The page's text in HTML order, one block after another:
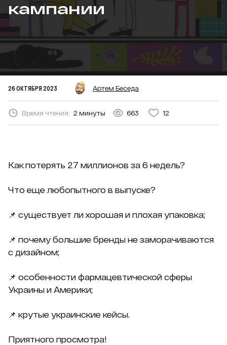
кампании
26 ОКТЯБРЯ 2023 Артем Беседа
Время чтения: 2 минуты 663 12
Как потерять 27 миллионов за 6 недель?
Что еще любопытного в выпуске?
📌 существует ли хорошая и плохая упаковка;
📌 почему большие бренды не заморачиваются
с дизайном;
📌 особенности фармацевтической сферы
Украины и Америки;
📌 крутые украинские кейсы.
Приятного просмотра!